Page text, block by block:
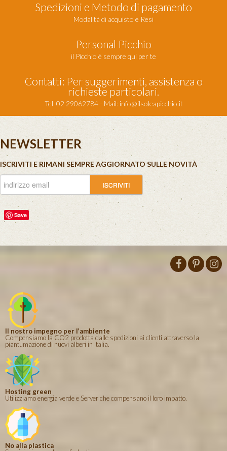
Spedizioni e Metodo di pagamento
Modalità di acquisto e Resi
Personal Picchio
il Picchio è sempre qui per te
Contatti: Per suggerimenti, assistenza o
richieste particolari.
Tel. 02 29062784 - Mail: info@ilsoleapicchio.it
NEWSLETTER
ISCRIVITI E RIMANI SEMPRE AGGIORNATO SULLE NOVITÀ
Save
Il nostro impegno per l’ambiente
Compensiamo la CO2 prodotta dalle spedizioni ai clienti attraverso la
piantumazione di nuovi alberi in Italia.
Hosting green
Utilizziamo energia verde e Server che compensano il loro impatto.
No alla plastica